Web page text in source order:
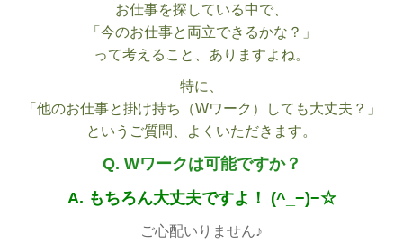
お仕事を探している中で、
「今のお仕事と両立できるかな？」
って考えること、ありますよね。
特に、
「他のお仕事と掛け持ち（Wワーク）しても大丈夫？」
というご質問、よくいただきます。
Q. Wワークは可能ですか？
A. もちろん大丈夫ですよ！ (^_−)−☆
ご心配いりません♪